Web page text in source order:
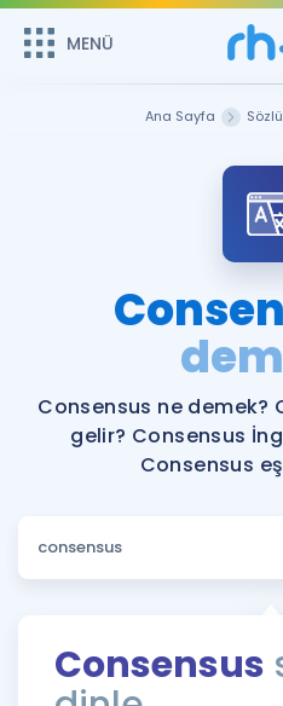
MENÜ
Şifremi
Sepetin
Remzi Hoca ile seni sınava
MENÜ
Katılımcı Görüşleri
Faydalı Araçlar
Ücretsiz Kaynaklar
ÖSYM Sınav Takvimi
Ana Sayfa
Consensus ne demek?
gelir? Consensus
Consensus
Consensus